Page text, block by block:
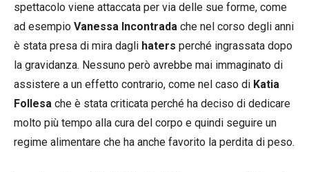
spettacolo viene attaccata per via delle sue forme, come
ad esempio Vanessa Incontrada che nel corso degli anni
è stata presa di mira dagli haters perché ingrassata dopo
la gravidanza. Nessuno però avrebbe mai immaginato di
assistere a un effetto contrario, come nel caso di Katia
Follesa che è stata criticata perché ha deciso di dedicare
molto più tempo alla cura del corpo e quindi seguire un
regime alimentare che ha anche favorito la perdita di peso.